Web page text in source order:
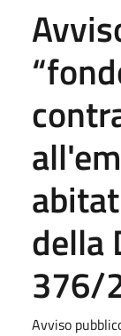
della
376/
Avviso